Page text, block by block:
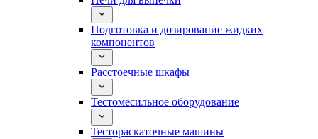
Подготовка и дозирование жидких
компонентов
Расстоечные шкафы
Тестомесильное оборудование
Тестораскаточные машины